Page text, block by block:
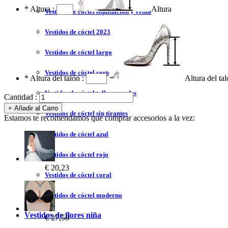
Vestidos de cóctel liquidación y venta
Vestidos de cóctel 2023
Vestidos de cóctel largo
Vestidos de cóctel corto
Vestidos de cóctel tallas grandes
Vestidos de cóctel sin tirantes
Vestidos de cóctel azul
Vestidos de cóctel rojo
Vestidos de cóctel coral
Vestidos de cóctel moderno
Vestidos de flores niña
* Altura : Altura
* Altura del talón : Altura del
Cantidad :
Estamos te recomendamos que comprar accesorios a la vez:
€ 20,23
€ 27,58